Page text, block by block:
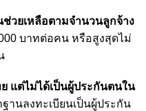
ช่วยเหลือตามจำนวนลูกจ้าง
บาทต่อคน หรือสูงสุดไม่
แต่ไม่ได้เป็นผู้ประกันตนใน
านลงทะเบียนเป็นผู้ประกัน